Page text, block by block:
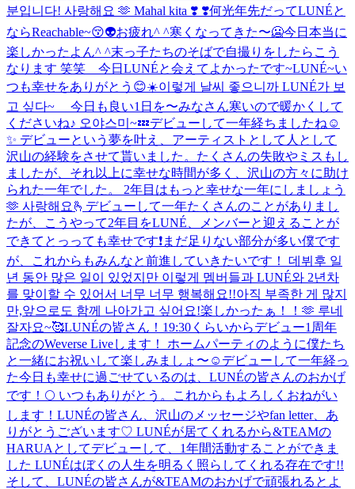
분입니다! 사랑해요 🫶 Mahal kita ❣️ ❣️何光年先だってLUNÉと
ならReachable~😚👽お疲れ^ ^寒くなってきた〜🥶今日本当に
楽しかったよん^ ^末っ子たちのそばで自撮りをしたらこう
なります 笑笑 今日LUNÉと会えてよかったです~LUNÉ~い
つも幸せをありがとう😊☀️이렇게 날씨 좋으니까 LUNÉ가 보
고 싶다~ 今日も良い1日を〜みなさん寒いので暖かくして
くださいね♪ 오야스미~💤デビューして一年経ちましたね☺️
✨ デビューという夢を叶え、アーティストとして人として
沢山の経験をさせて貰いました。たくさんの失敗やミスもし
ましたが、それ以上に幸せな時間が多く、沢山の方々に助け
られた一年でした。 2年目はもっと幸せな一年にしましょう
🫶 사랑해요🫰 デビューして一年たくさんのことがありまし
たが、こうやって2年目をLUNÉ、メンバーと迎えることが
できてとっっても幸せです❗まだ足りない部分が多い僕です
が、これからもみんなと前進していきたいです！ 데뷔후 일
년 동안 많은 일이 있었지만 이렇게 멤버들과 LUNÉ와 2년차
를 맞이할 수 있어서 너무 너무 행복해요!!아직 부족한 게 많지
만,앞으로도 함께 나아가고 싶어요!楽しかったぁ！！🫶 루네
잘자요~🥰LUNÉの皆さん！19:30くらいからデビュー1周年
記念のWeverse Liveします！ ホームパーティのように僕たち
と一緒にお祝いして楽しみましょ〜☺️ デビューして一年経っ
た今日も幸せに過ごせているのは、LUNÉの皆さんのおかげ
です！🌕 いつもありがとう。これからもよろしくおねがい
します！ LUNÉの皆さん、沢山のメッセージやfan letter、あ
りがとうございます♡ LUNÉが居てくれるから&TEAMの
HARUAとしてデビューして、1年間活動することができま
した LUNÉはぼくの人生を明るく照らしてくれる存在です!!
そして、LUNÉの皆さんが&TEAMのおかげで頑張れるとよ